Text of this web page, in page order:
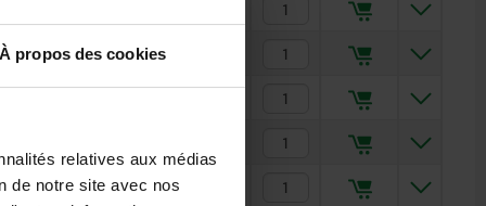
À propos des cookies
relatives aux médias
de notre site avec nos28,94 €